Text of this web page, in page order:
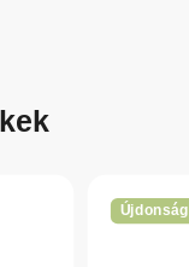
Újdonság